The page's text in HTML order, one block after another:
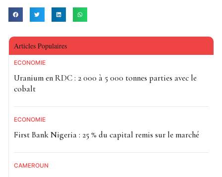
Articles Populaires
ECONOMIE
Uranium en RDC : 2 000 à 5 000 tonnes parties avec le
cobalt
ECONOMIE
First Bank Nigeria : 25 % du capital remis sur le marché
CAMEROUN